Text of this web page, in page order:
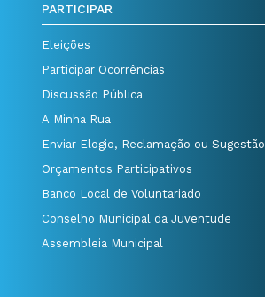
PARTICIPAR
Eleições
Participar Ocorrências
Discussão Pública
A Minha Rua
Enviar Elogio, Reclamação ou Sugestão
Orçamentos Participativos
Banco Local de Voluntariado
Conselho Municipal da Juventude
Assembleia Municipal